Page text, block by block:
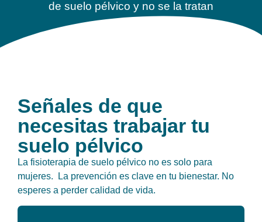
de suelo pélvico y no se la tratan
Señales de que
necesitas trabajar tu
suelo pélvico
La fisioterapia de suelo pélvico no es solo para
mujeres. La prevención es clave en tu bienestar. No
esperes a perder calidad de vida.